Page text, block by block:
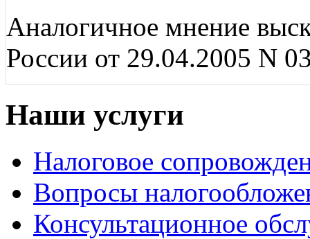
Аналогичное мнение
России от 29.04.2005 N
Наши услуги
Налоговое
Вопросы
Консультационное